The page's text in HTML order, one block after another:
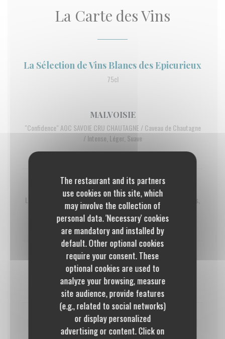
The restaurant and its partners
use cookies on this site, which
may involve the collection of
personal data. 'Necessary' cookies
are mandatory and installed by
default. Other optional cookies
require your consent. These
optional cookies are used to
analyze your browsing, measure
site audience, provide features
(e.g., related to social networks)
or display personalized
advertising or content. Click on
La Carte des Vins
La Sélection de Vins Blancs des Epicurieux
75cl
MALVOISIE
"Confidence" AOC SAVOIE CRU CHAUTAGNE / Caveau de Chautagne
/ Intense, Léger, Suave
22,00 EUR
GROS MANSENG
Le Joyau de Joy, Domaine de Joy / IGP CÔTES DE GASCOGNE / Frais,
Moelleux, Equilibré
26,00 EUR
ROUSSETTE DU BUGEY
AOC / Caveau Bugiste / Sec, Fruité, Floral
27,00 EUR
MUSCADET BIO
Sèvre et Maine sur Lie / Domaine "Clos des Orfeuilles" / Minéral,